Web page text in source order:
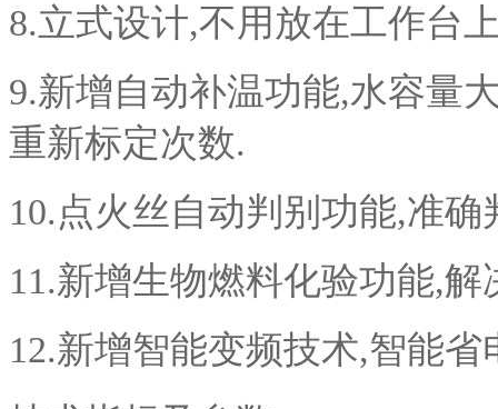
8.立式设计,不用放在工作台
9.新增自动补温功能,水容量
重新标定次数.
10.点火丝自动判别功能,准
11.新增生物燃料化验功能,
12.新增智能变频技术,智能省